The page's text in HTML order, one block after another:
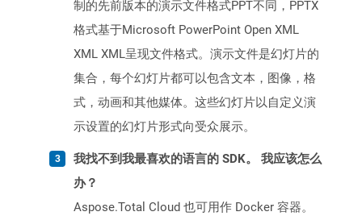
制的先前版本的演示文件格式PPT不同，PPTX
格式基于Microsoft PowerPoint Open XML
XML XML呈现文件格式。演示文件是幻灯片的
集合，每个幻灯片都可以包含文本，图像，格
式，动画和其他媒体。这些幻灯片以自定义演
示设置的幻灯片形式向受众展示。
我找不到我最喜欢的语言的 SDK。 我应该怎么
办？
Aspose.Total Cloud 也可用作 Docker 容器。